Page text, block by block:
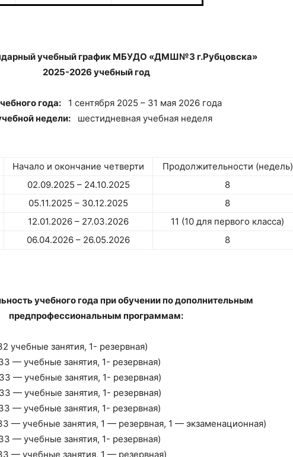
учебный график МБУДО «ДМШ№3 г.Рубцовска»
2025-2026 учебный год
года: 1 сентября 2025 – 31 мая 2026 года
недели: шестидневная учебная неделя
Начало и окончание четверти
Продолжительности (недель)
02.09.2025 – 24.10.2025
8
05.11.2025 – 30.12.2025
8
12.01.2026 – 27.03.2026
11 (10 для первого класса)
06.04.2026 – 26.05.2026 8
учебного года при обучении по дополнительным
предпрофессиональным программам:
учебные занятия, 1- резервная)
— учебные занятия, 1- резервная)
— учебные занятия, 1- резервная)
— учебные занятия, 1- резервная)
— учебные занятия, 1- резервная)
— учебные занятия, 1 — резервная, 1 — экзаменационная)
— учебные занятия, 1- резервная)
— учебные занятия, 1 — резервная)